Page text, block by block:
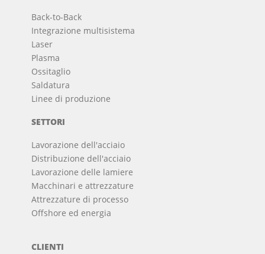
Back-to-Back
Integrazione multisistema
Laser
Plasma
Ossitaglio
Saldatura
Linee di produzione
SETTORI
Lavorazione dell'acciaio
Distribuzione dell'acciaio
Lavorazione delle lamiere
Macchinari e attrezzature
Attrezzature di processo
Offshore ed energia
CLIENTI